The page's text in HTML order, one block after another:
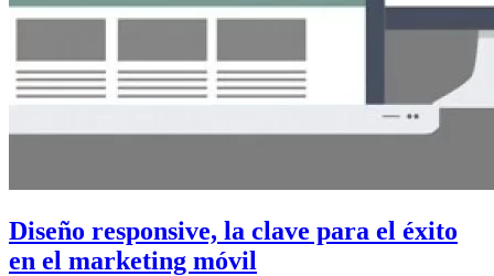
Diseño responsive, la clave para el éxito
en el marketing móvil